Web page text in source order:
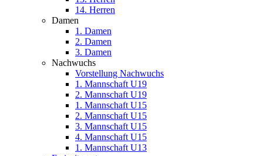
14. Herren
Damen
1. Damen
2. Damen
3. Damen
Nachwuchs
Vorstellung Nachwuchs
1. Mannschaft U19
2. Mannschaft U19
1. Mannschaft U15
2. Mannschaft U15
3. Mannschaft U15
4. Mannschaft U15
1. Mannschaft U13